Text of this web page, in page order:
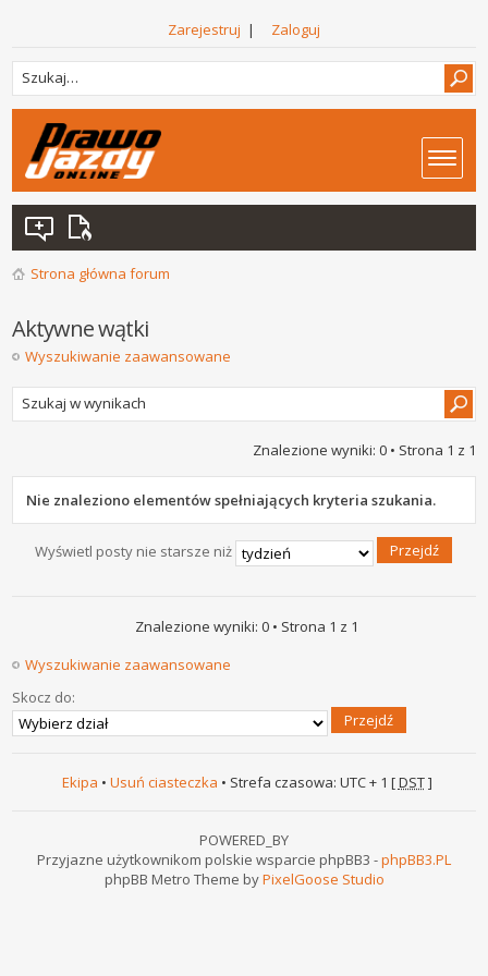
Zarejestruj | Zaloguj
Strona główna forum
Aktywne wątki
Wyszukiwanie zaawansowane
Znalezione wyniki: 0 • Strona 1 z 1
Nie znaleziono elementów spełniających kryteria szukania.
Wyświetl posty nie starsze niż
Znalezione wyniki: 0 • Strona 1 z 1
Wyszukiwanie zaawansowane
Skocz do:
Ekipa • Usuń ciasteczka • Strefa czasowa: UTC + 1 [DST]
POWERED_BY
Przyjazne użytkownikom polskie wsparcie phpBB3 -phpBB3.PL
phpBB Metro Theme byPixelGoose Studio